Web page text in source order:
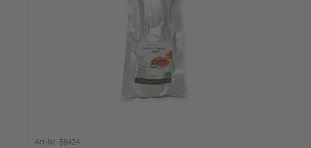
Art-Nr. 56424